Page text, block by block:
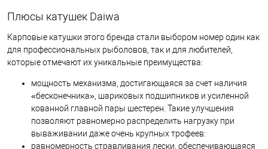
Плюсы катушек Daiwa
Карповые катушки этого бренда стали выбором номер один как
для профессиональных рыболовов, так и для любителей,
которые отмечают их уникальные преимущества:
мощность механизма, достигающаяся за счет наличия
«бесконечника», шариковых подшипников и усиленной
кованной главной пары шестерен. Такие улучшения
позволяют равномерно распределить нагрузку при
вываживании даже очень крупных трофеев:
равномерность стравливания лески, обеспечивающаяся